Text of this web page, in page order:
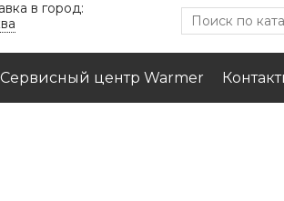
в город:
Сервисный центр Warmer